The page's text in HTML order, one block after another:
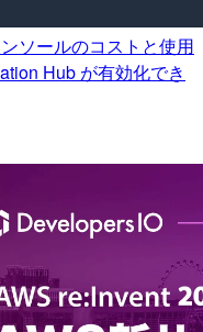
ソールのコストと使用
Hub が有効化でき